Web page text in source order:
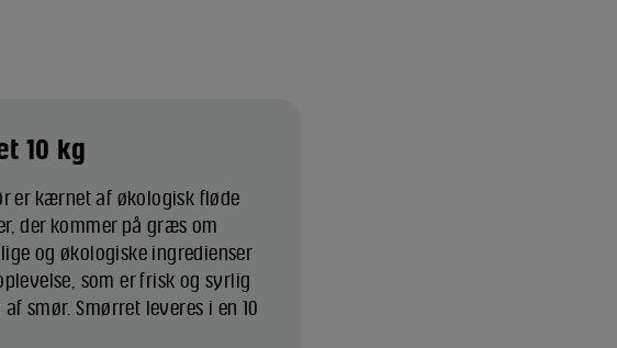
10 kg
er kærnet af økologisk fløde
der kommer på græs om
og økologiske ingredienser
som er frisk og syrlig
smør. Smørret leveres i en 10